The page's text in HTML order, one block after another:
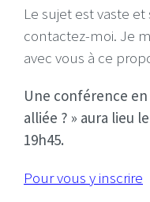
Le sujet est vaste
contactez-moi. Je
avec vous à ce
Une conférence
alliée ? » aura lieu
19h45.
Pour vous y inscrire